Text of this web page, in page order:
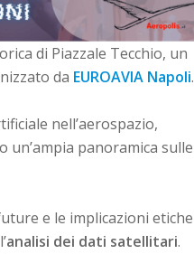
di Piazzale Tecchio, un
da EUROAVIA Napoli.
nell’aerospazio,
panoramica sulle
e le implicazioni etiche
analisi dei dati satellitari.